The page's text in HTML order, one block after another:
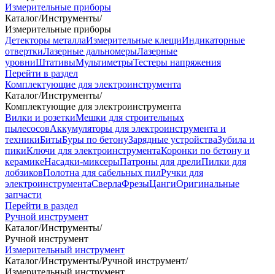
Измерительные приборы
Каталог/Инструменты/
Измерительные приборы
Детекторы металлаИзмерительные клещиИндикаторные
отверткиЛазерные дальномерыЛазерные
уровниШтативыМультиметрыТестеры напряжения
Перейти в раздел
Комплектующие для электроинструмента
Каталог/Инструменты/
Комплектующие для электроинструмента
Вилки и розеткиМешки для строительных
пылесосовАккумуляторы для электроинструмента и
техникиБитыБуры по бетонуЗарядные устройстваЗубила и
пикиКлючи для электроинструментаКоронки по бетону и
керамикеНасадки-миксерыПатроны для дрелиПилки для
лобзиковПолотна для сабельных пилРучки для
электроинструментаСверлаФрезыЦангиОригинальные
запчасти
Перейти в раздел
Ручной инструмент
Каталог/Инструменты/
Ручной инструмент
Измерительный инструмент
Каталог/Инструменты/Ручной инструмент/
Измерительный инструмент